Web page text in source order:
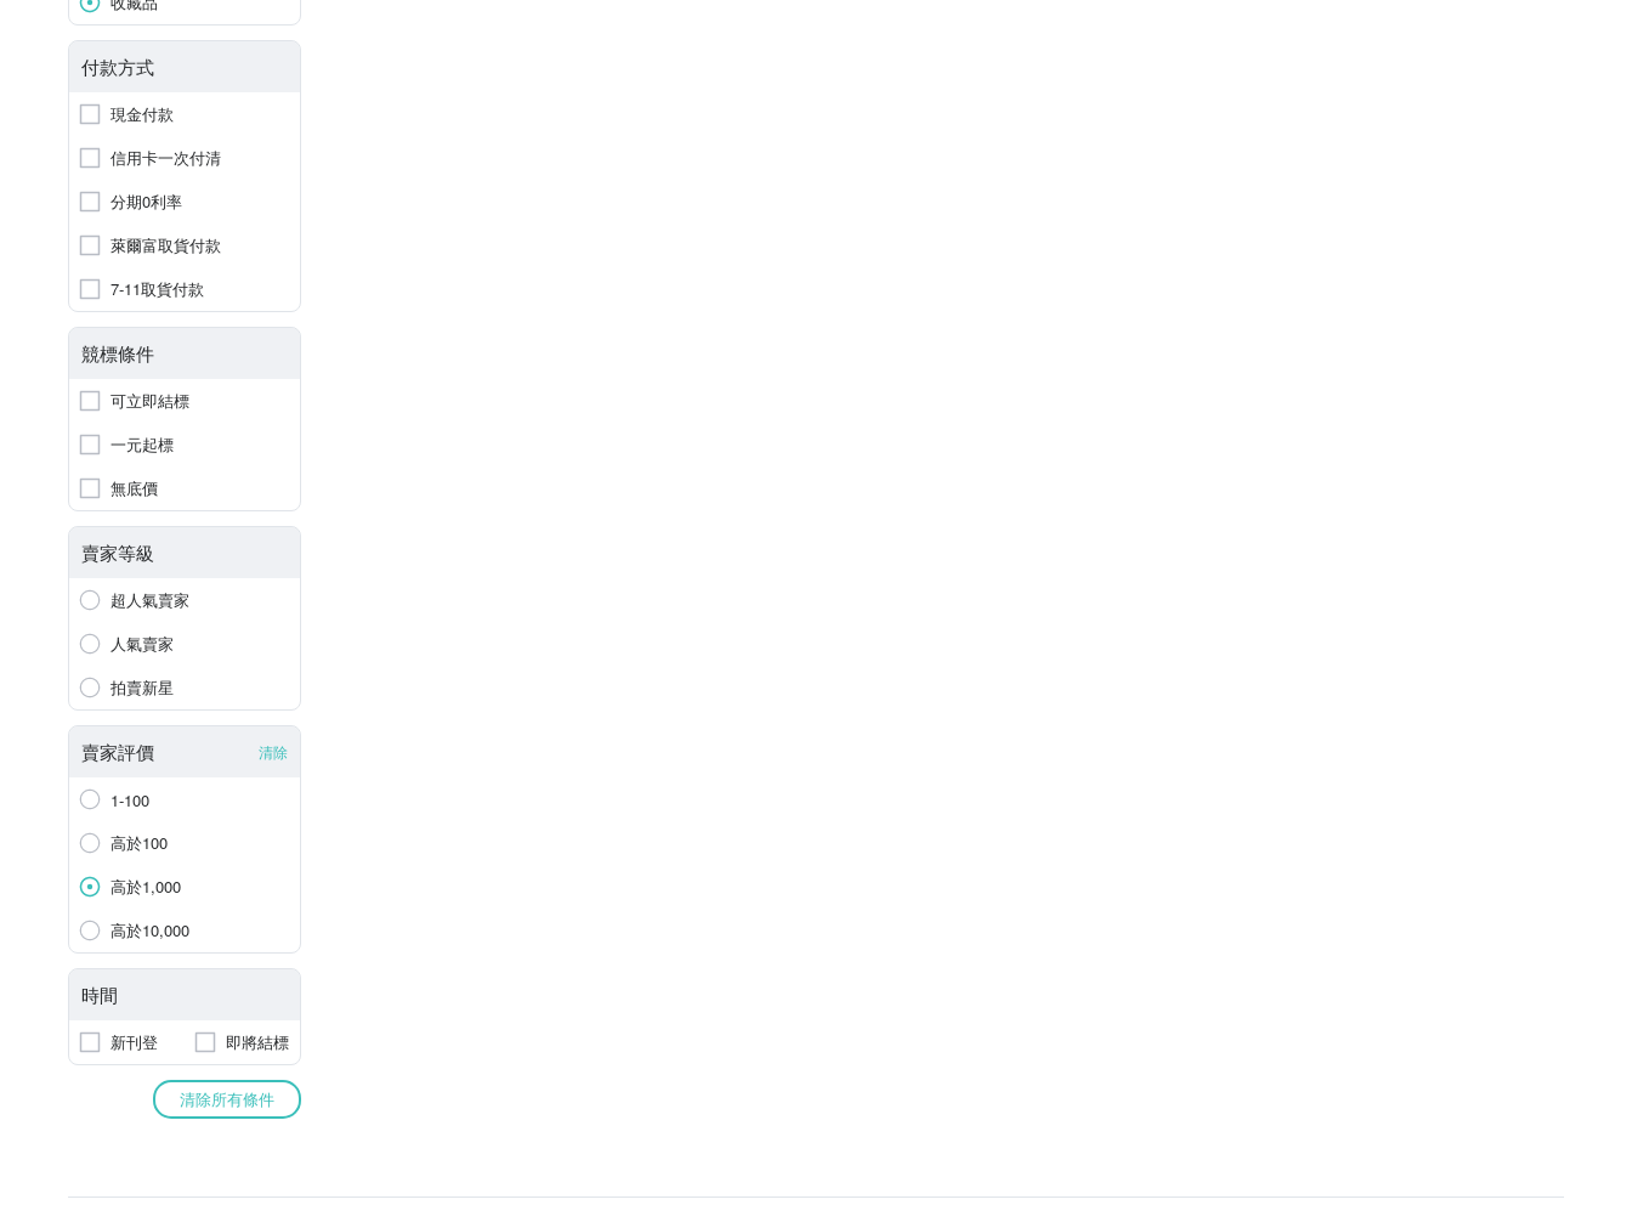
付款方式
現金付款
信用卡一次付清
分期0利率
萊爾富取貨付款
7-11取貨付款
競標條件
可立即結標
一元起標
無底價
賣家等級
超人氣賣家
人氣賣家
拍賣新星
賣家評價 清除
1-100
高於100
高於1,000
高於10,000
時間
新刊登 即將結標
清除所有條件